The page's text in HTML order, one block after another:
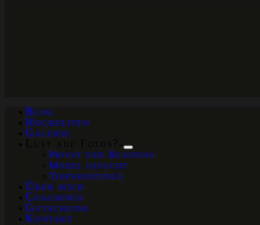
Blog
Hochzeiten
Galerie
Privat und Business
Model gesucht
Tiershootings
Über mich
Coachings
Gutscheine
Kontakt